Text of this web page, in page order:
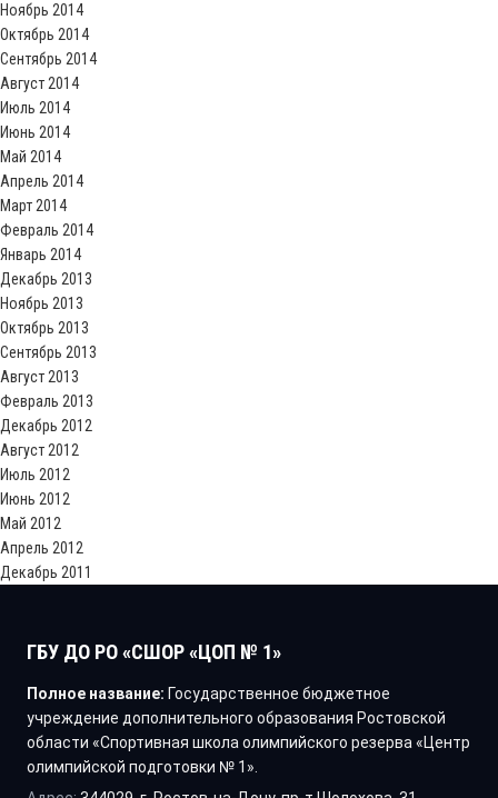
Ноябрь 2014
Октябрь 2014
Сентябрь 2014
Август 2014
Июль 2014
Июнь 2014
Май 2014
Апрель 2014
Март 2014
Февраль 2014
Январь 2014
Декабрь 2013
Ноябрь 2013
Октябрь 2013
Сентябрь 2013
Август 2013
Февраль 2013
Декабрь 2012
Август 2012
Июль 2012
Июнь 2012
Май 2012
Апрель 2012
Декабрь 2011
ГБУ ДО РО «СШОР «ЦОП № 1»
Полное название: Государственное бюджетное
учреждение дополнительного образования Ростовской
области «Спортивная школа олимпийского резерва «Центр
олимпийской подготовки № 1».